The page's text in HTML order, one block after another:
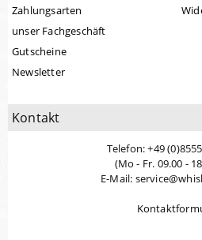
Zahlungsarten
unser Fachgeschäft
Gutscheine
Newsletter
Kontakt
Telefon: +49
(Mo - Fr. 09.00 -
E-Mail: